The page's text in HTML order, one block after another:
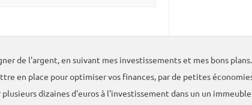
de l'argent, en suivant mes investissements et mes bons
en place pour optimiser vos finances, par de petites
dizaines d'euros à l'investissement dans un un